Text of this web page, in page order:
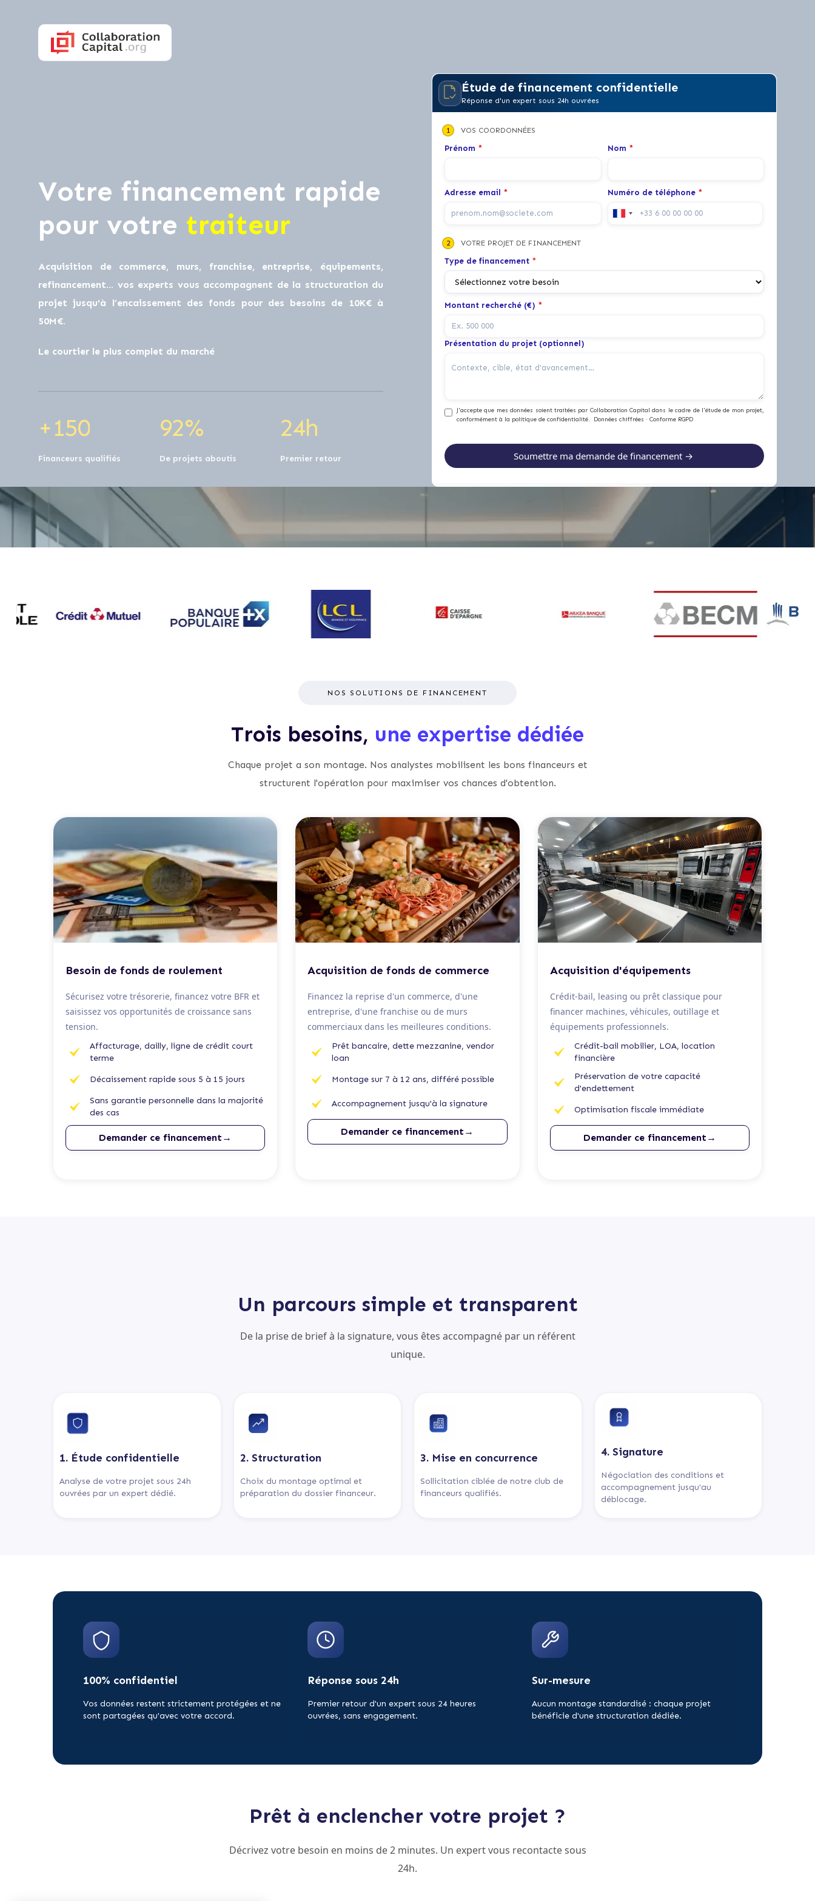
Votre financement rapide
pour votre traiteur
Acquisition de commerce, murs, franchise, entreprise, équipements,
refinancement… vos experts vous accompagnent de la structuration du
projet jusqu'à l’encaissement des fonds pour des besoins de 10K€ à
50M€.
Le courtier le plus complet du marché
+
0
1
1
0
50
Financeurs qualifiés
0
9
0
2%
De projets aboutis
0
2
0
4h
Premier retour
Étude de financement confidentielle
Réponse d'un expert sous 24h ouvrées
1 VOS COORDONNÉES
Prénom * Nom *
Adresse email * Numéro de téléphone *
2 VOTRE PROJET DE FINANCEMENT
Type de financement *
Montant recherché (€) *
Présentation du projet (optionnel)
J'accepte que mes données soient traitées par Collaboration Capital dans le cadre de l'étude de mon projet,
conformément à la politique de confidentialité. Données chiffrées · Conforme RGPD
NOS SOLUTIONS DE FINANCEMENT
Trois besoins, une expertise dédiée
Chaque projet a son montage. Nos analystes mobilisent les bons financeurs et
structurent l'opération pour maximiser vos chances d'obtention.
Besoin de fonds de roulement
Sécurisez votre trésorerie, financez votre BFR et
saisissez vos opportunités de croissance sans
tension.
Affacturage, dailly, ligne de crédit court
terme
Décaissement rapide sous 5 à 15 jours
Sans garantie personnelle dans la majorité
des cas
Demander ce financement→
Acquisition de fonds de commerce
Financez la reprise d'un commerce, d'une
entreprise, d'une franchise ou de murs
commerciaux dans les meilleures conditions.
Prêt bancaire, dette mezzanine, vendor
loan
Montage sur 7 à 12 ans, différé possible
Accompagnement jusqu'à la signature
Demander ce financement→
Acquisition d'équipements
Crédit-bail, leasing ou prêt classique pour
financer machines, véhicules, outillage et
équipements professionnels.
Crédit-bail mobilier, LOA, location
financière
Préservation de votre capacité
d'endettement
Optimisation fiscale immédiate
Demander ce financement→
Un parcours simple et transparent
De la prise de brief à la signature, vous êtes accompagné par un référent
unique.
1. Étude confidentielle
Analyse de votre projet sous 24h
ouvrées par un expert dédié.
2. Structuration
Choix du montage optimal et
préparation du dossier financeur.
3. Mise en concurrence
Sollicitation ciblée de notre club de
financeurs qualifiés.
4. Signature
Négociation des conditions et
accompagnement jusqu'au
déblocage.
100% confidentiel
Vos données restent strictement protégées et ne
sont partagées qu'avec votre accord.
Réponse sous 24h
Premier retour d'un expert sous 24 heures
ouvrées, sans engagement.
Sur-mesure
Aucun montage standardisé : chaque projet
bénéficie d'une structuration dédiée.
Prêt à enclencher votre projet ?
Décrivez votre besoin en moins de 2 minutes. Un expert vous recontacte sous
24h.